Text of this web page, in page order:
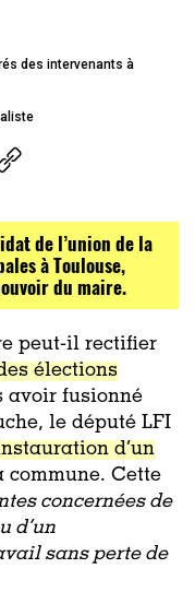
des intervenants à
de l’union de la
à Toulouse,
du maire.
peut-il rectifier
élections
avoir fusionné
le député LFI
d’un
commune. Cette
concernées de
d’un
sans perte de